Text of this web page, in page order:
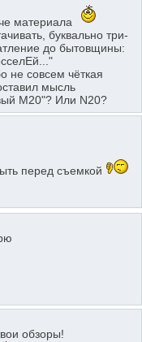
материала
буквально три-
до бытовщины:
не совсем чёткая
мысль
М20"? Или N20?
перед съемкой
обзоры!